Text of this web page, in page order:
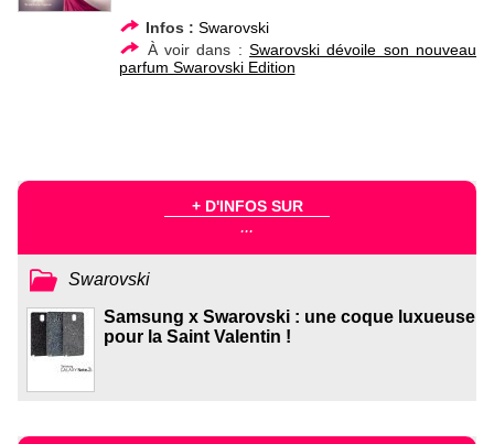
Infos : Swarovski
À voir dans :Swarovski dévoile son nouveau
parfum Swarovski Edition
+ D'INFOS SUR
...
Swarovski
Samsung x Swarovski : une coque luxueuse
pour la Saint Valentin !